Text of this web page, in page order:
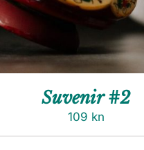
Suvenir #2
109 kn